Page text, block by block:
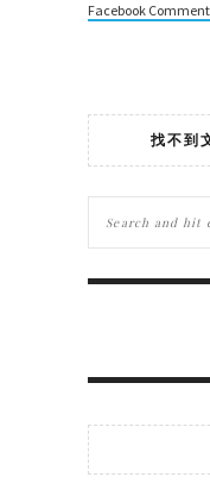
Facebook
找不到